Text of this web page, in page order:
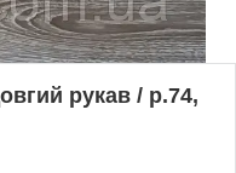
рукав / р.74,